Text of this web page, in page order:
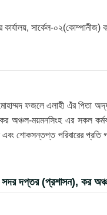
কার্যালয়, সার্কেল-
ফজলে এলাহী এঁর পিতা
অঞ্চল-ময়মনসিংহ এর সকল
এবং শোকসন্তপ্ত পরিবারের
সদর দপ্তর (প্রশাসন), কর